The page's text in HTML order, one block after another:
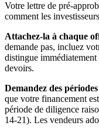
Votre lettre de pré-
comment les
Attachez-la à chaque
demande pas, incluez
distingue immédiatement
devoirs.
Demandez des
que votre financement
période de diligence
14-21). Les vendeurs